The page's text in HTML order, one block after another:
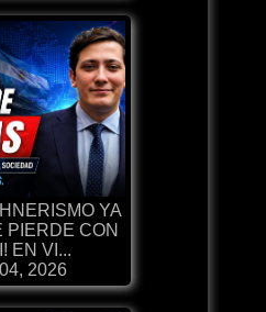
YA
PIERDE CON
EN VI...
2026